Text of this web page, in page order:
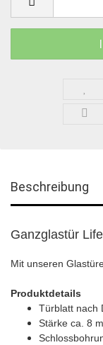
Beschreibung
Ganzglastür
Mit unseren
Produktdetails
Türblatt nach
Stärke ca. 8